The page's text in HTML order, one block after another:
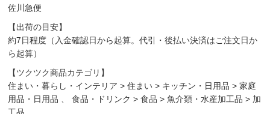
佐川急便
【出荷の目安】
約7日程度（入金確認日から起算。代引・後払い決済はご注文日か
ら起算）
【ツクツク商品カテゴリ】
住まい・暮らし・インテリア >住まい > キッチン・日用品 >家庭
用品・日用品
、食品・ドリンク >食品 >魚介類・水産加工品 > 加
工品